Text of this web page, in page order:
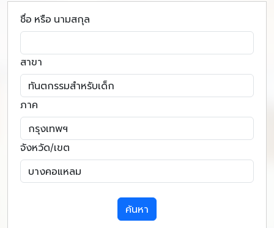
ชื่อ หรือ นามสกุล
สาขา
ภาค
จังหวัด/เขต
ค้นหา